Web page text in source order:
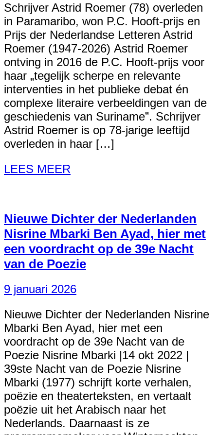
Schrijver Astrid Roemer (78) overleden
in Paramaribo, won P.C. Hooft-prijs en
Prijs der Nederlandse Letteren Astrid
Roemer (1947-2026) Astrid Roemer
ontving in 2016 de P.C. Hooft-prijs voor
haar „tegelijk scherpe en relevante
interventies in het publieke debat én
complexe literaire verbeeldingen van de
geschiedenis van Suriname”. Schrijver
Astrid Roemer is op 78-jarige leeftijd
overleden in haar […]
LEES MEER
Nieuwe Dichter der Nederlanden
Nisrine Mbarki Ben Ayad, hier met
een voordracht op de 39e Nacht
van de Poezie
9 januari 2026
Nieuwe Dichter der Nederlanden Nisrine
Mbarki Ben Ayad, hier met een
voordracht op de 39e Nacht van de
Poezie Nisrine Mbarki |14 okt 2022 |
39ste Nacht van de Poezie Nisrine
Mbarki (1977) schrijft korte verhalen,
poëzie en theaterteksten, en vertaalt
poëzie uit het Arabisch naar het
Nederlands. Daarnaast is ze